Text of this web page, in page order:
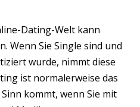
Dating-Welt kann
Wenn Sie Single sind und
wurde, nimmt diese
ist normalerweise das
kommt, wenn Sie mit